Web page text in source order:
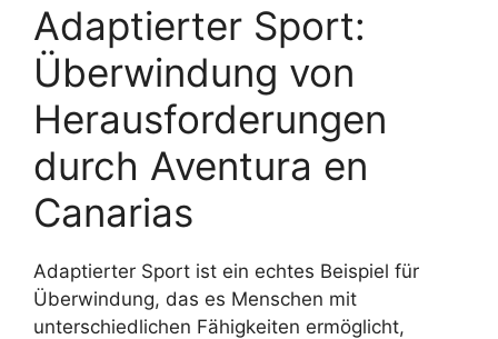
Adaptierter Sport:
Überwindung von
Herausforderungen
durch Aventura en
Canarias
Adaptierter Sport ist ein echtes Beispiel für
Überwindung, das es Menschen mit
unterschiedlichen Fähigkeiten ermöglicht,